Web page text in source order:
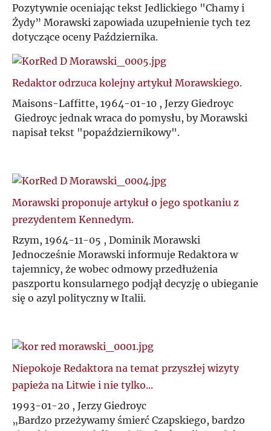
Pozytywnie oceniając tekst Jedlickiego "Chamy i
Żydy” Morawski zapowiada uzupełnienie tych tez
dotyczące oceny Października.
Redaktor odrzuca kolejny artykuł Morawskiego.
Maisons-Laffitte, 1964-01-10 , Jerzy Giedroyc
Giedroyc jednak wraca do pomysłu, by Morawski
napisał tekst "popaździernikowy".
Morawski proponuje artykuł o jego spotkaniu z
prezydentem Kennedym.
Rzym, 1964-11-05 , Dominik Morawski
Jednocześnie Morawski informuje Redaktora w
tajemnicy, że wobec odmowy przedłużenia
paszportu konsularnego podjął decyzję o ubieganie
się o azyl polityczny w Italii.
Niepokoje Redaktora na temat przyszłej wizyty
papieża na Litwie i nie tylko...
1993-01-20 , Jerzy Giedroyc
„Bardzo przeżywamy śmierć Czapskiego, bardzo